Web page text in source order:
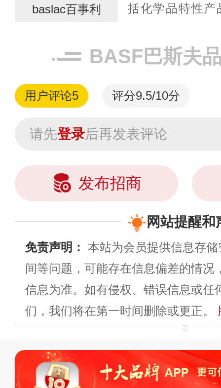
baslac百事利
括化学品特性产
汽车油漆产品，
BASF巴斯夫
用户评论5 评分9.5/10分
请先登录后再发表评论
发布招商
网站提醒和
免责声明： 本站为会员提供信息存
间等问题，可能存在信息偏差的情况
信息为准。如有侵权、错误信息或任
们，我们将在第一时间删除或更正。
平台自有内容（文字
标、LOGO 等）知识产权归本站所
复制、转载、商用。本站不生产产